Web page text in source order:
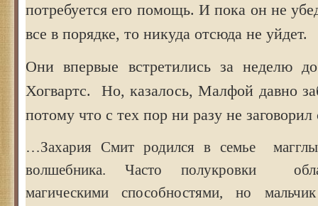
потребуется его помощь. И пока он не
все в порядке, то никуда отсюда не уйдет.
Они впервые встретились за неделю
Хогвартс. Но, казалось, Малфой давно
потому что с тех пор ни разу не
…Захария Смит родился в семье магглы
волшебника. Часто полукровки
магическими способностями, но